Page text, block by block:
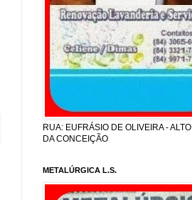
RUA: EUFRÁSIO DE OLIVEIRA - ALTO
DA CONCEIÇÃO
METALÚRGICA L.S.